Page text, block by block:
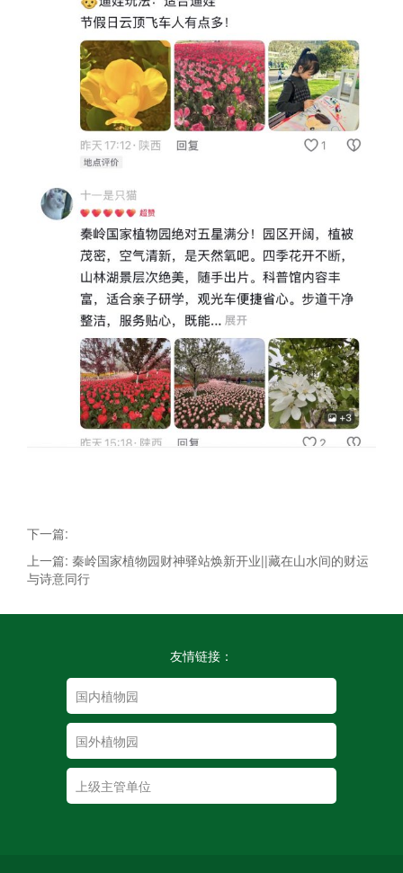
下一篇:
上一篇: 秦岭国家植物园财神驿站焕新开业||藏在山水间的财运
与诗意同行
友情链接：